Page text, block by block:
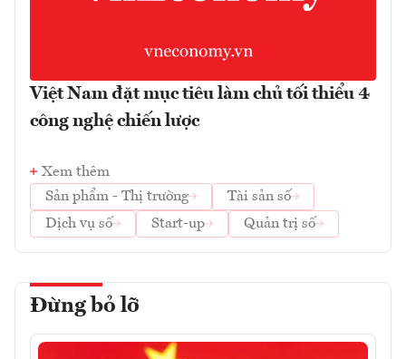
Việt Nam đặt mục tiêu làm chủ tối thiểu 4
công nghệ chiến lược
Xem thêm
Sản phẩm - Thị trường
Tài sản số
Dịch vụ số
Start-up Quản trị số
Đừng bỏ lỡ